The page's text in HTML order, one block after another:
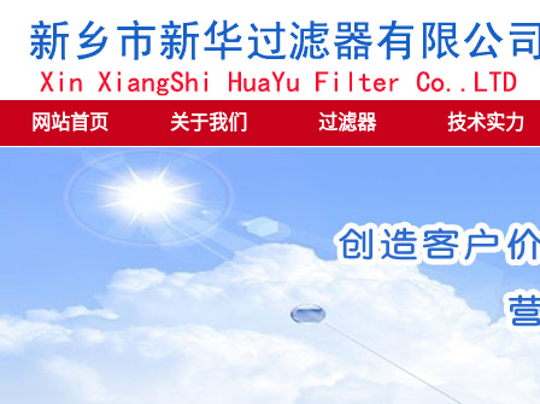
网站首页 关于我们 过滤器 技术实力